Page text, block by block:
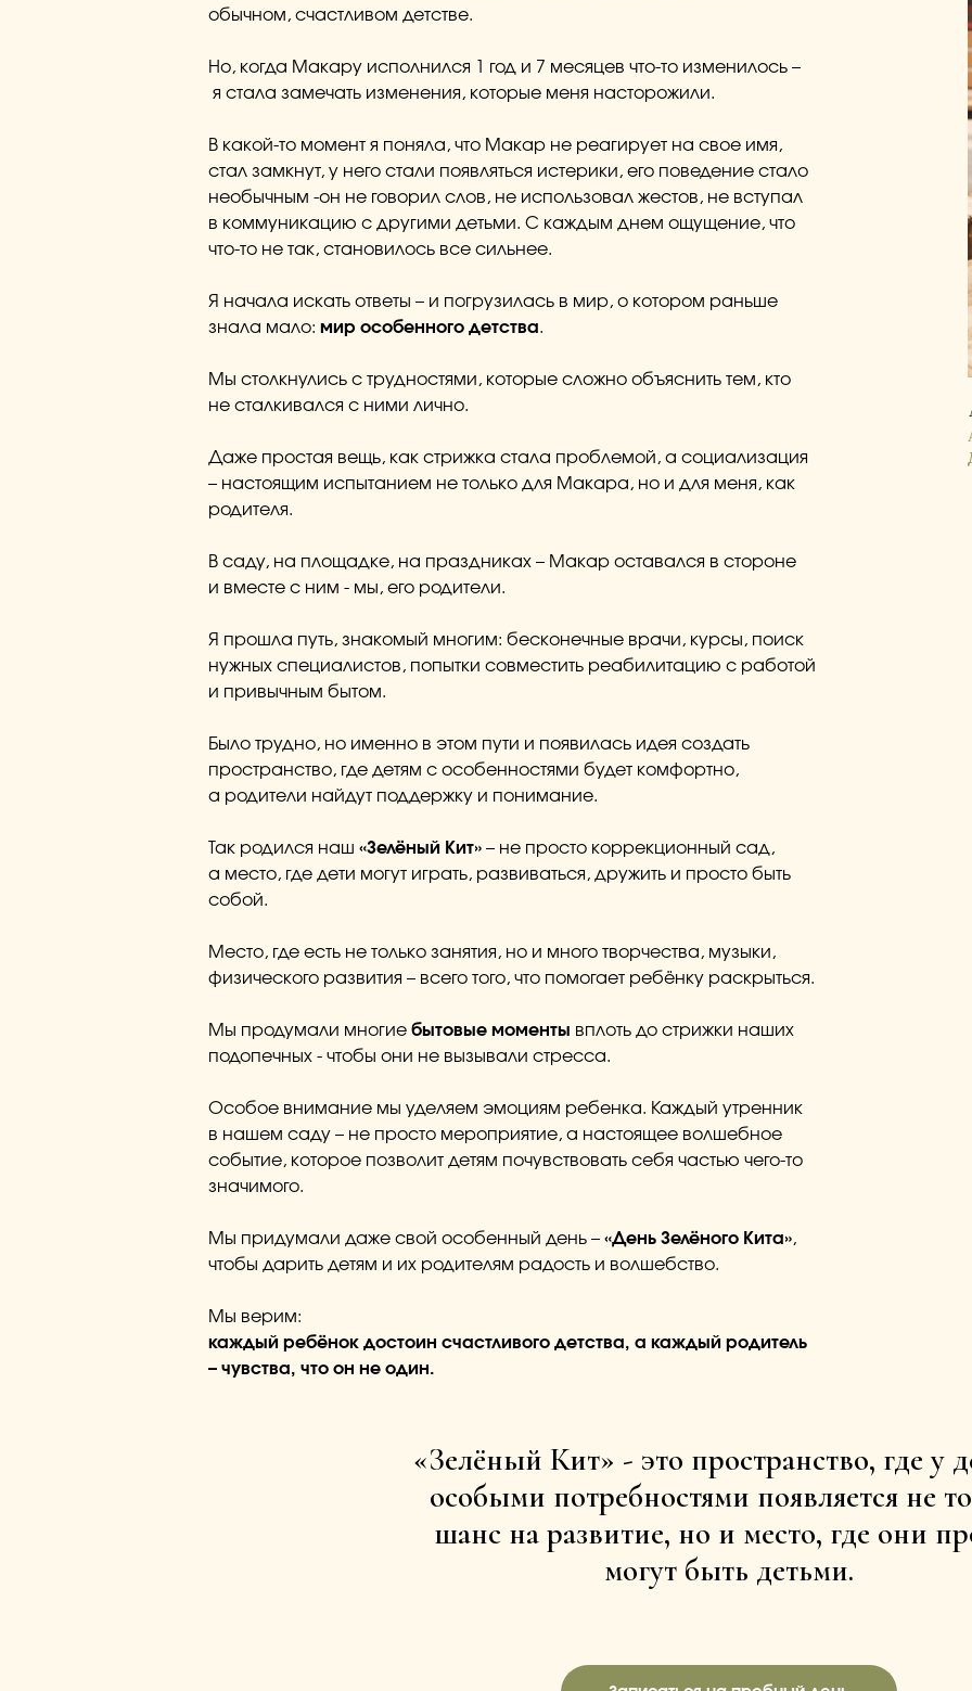
обычном, счастливом детстве.
Но, когда Макару исполнился 1 год и 7 месяцев что-то изменилось –
я стала замечать изменения, которые меня насторожили.
В какой-то момент я поняла, что Макар не реагирует на свое имя,
стал замкнут, у него стали появляться истерики, его поведение стало
необычным -он не говорил слов, не использовал жестов, не вступал
в коммуникацию с другими детьми. С каждым днем ощущение, что
что-то не так, становилось все сильнее.
Я начала искать ответы – и погрузилась в мир, о котором раньше
знала мало: мир особенного детства.
Мы столкнулись с трудностями, которые сложно объяснить тем, кто
не сталкивался с ними лично.
Даже простая вещь, как стрижка стала проблемой, а социализация
– настоящим испытанием не только для Макара, но и для меня, как
родителя.
В саду, на площадке, на праздниках – Макар оставался в стороне
и вместе с ним - мы, его родители.
Я прошла путь, знакомый многим: бесконечные врачи, курсы, поиск
нужных специалистов, попытки совместить реабилитацию с работой
и привычным бытом.
Было трудно, но именно в этом пути и появилась идея создать
пространство, где детям с особенностями будет комфортно,
а родители найдут поддержку и понимание.
Так родился наш «Зелёный Кит» – не просто коррекционный сад,
а место, где дети могут играть, развиваться, дружить и просто быть
собой.
Место, где есть не только занятия, но и много творчества, музыки,
физического развития – всего того, что помогает ребёнку раскрыться.
Мы продумали многие бытовые моменты вплоть до стрижки наших
подопечных - чтобы они не вызывали стресса.
Особое внимание мы уделяем эмоциям ребенка. Каждый утренник
в нашем саду – не просто мероприятие, а настоящее волшебное
событие, которое позволит детям почувствовать себя частью чего-то
значимого.
Мы придумали даже свой особенный день – «День Зелёного Кита»,
чтобы дарить детям и их родителям радость и волшебство.
Мы верим:
каждый ребёнок достоин счастливого детства, а каждый родитель
– чувства, что он не один.
«Зелёный Кит» - это пространство, где у
особыми потребностями появляется не
шанс на развитие, но и место, где они
могут быть детьми.